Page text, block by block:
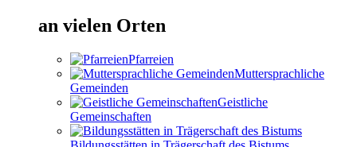
an vielen Orten
Pfarreien
Muttersprachliche
Gemeinden
Geistliche
Gemeinschaften